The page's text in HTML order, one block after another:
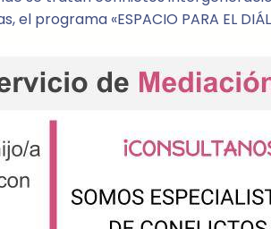
programa «ESPACIO PARA EL